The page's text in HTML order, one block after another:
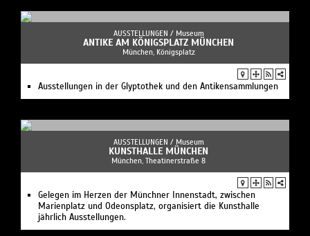
AUSSTELLUNGEN / Museum
ANTIKE AM KÖNIGSPLATZ MÜNCHEN
München, Königsplatz
Ausstellungen in der Glyptothek und den Antikensammlungen
AUSSTELLUNGEN / Museum
KUNSTHALLE MÜNCHEN
München, Theatinerstraße 8
Gelegen im Herzen der Münchner Innenstadt, zwischen
Marienplatz und Odeonsplatz, organisiert die Kunsthalle
jährlich Ausstellungen.